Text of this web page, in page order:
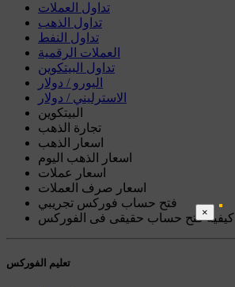
تداول العملات
تداول الذهب
تداول النفط
العملات الرقمية
تداول البيتكوين
اليورو / دولار
الاسترليني / دولار
البيتكوين
تجارة الذهب
اسعار الذهب
اسعار الذهب اليوم
اسعار عملات
اسعار صرف العملات
فتح حساب فوركس تجريبي
كيفية فتح حساب حقيقى فى الفوركس
تعليم الفوركس
×